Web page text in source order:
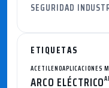
SEGURIDAD
ETIQUETAS
ACETILENOAPLICACIONES
ARCO ELÉCTRICO